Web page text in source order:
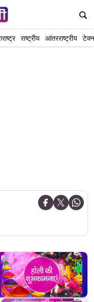
राष्ट्रीय आंतरराष्ट्रीय